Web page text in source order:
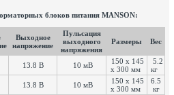
блоков питания MANSON:
Выходное
напряжение
Пульсация
выходного
напряжения
Размеры Вес
13.8 В 10 мВ
150 x 145
x 300 мм
5.2
кг
13.8 В 10 мВ
150 x 145
x 300 мм
6.5
кг